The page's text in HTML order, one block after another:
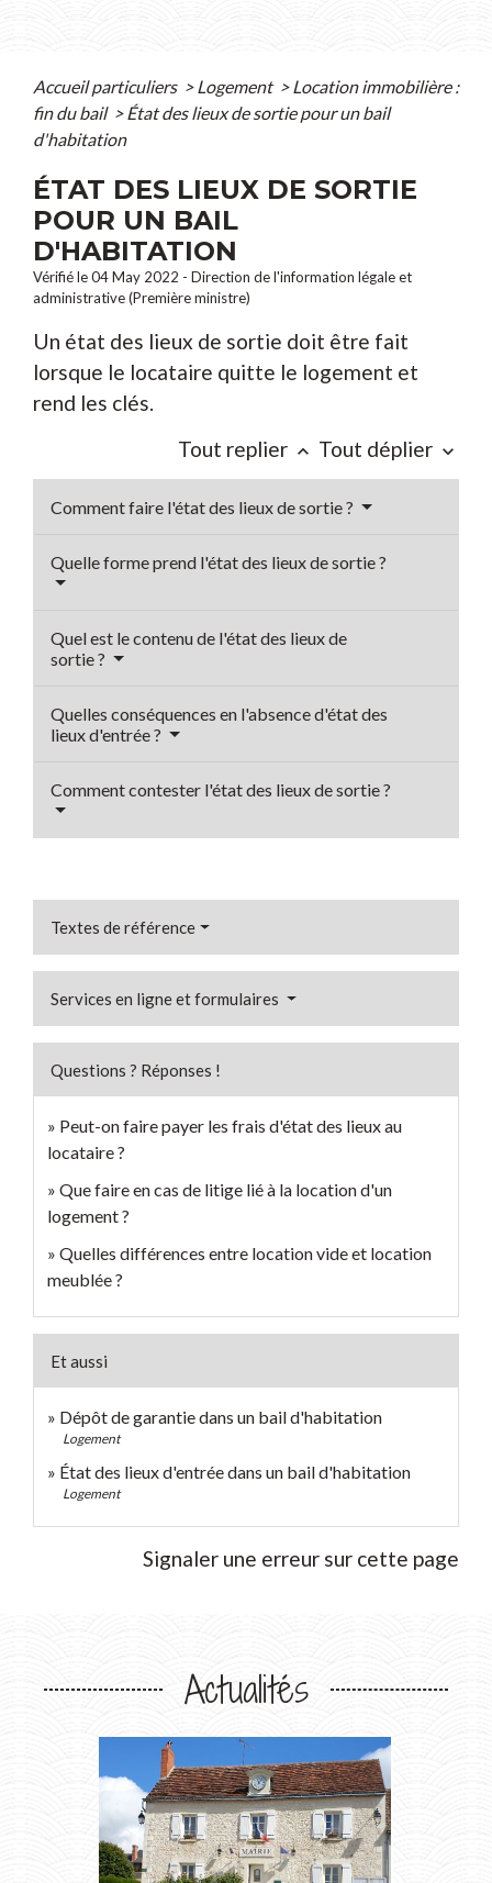
Accueil particuliers > Logement > Location immobilière :
fin du bail > État des lieux de sortie pour un bail
d'habitation
ÉTAT DES LIEUX DE SORTIE
POUR UN BAIL
D'HABITATION
Vérifié le 04 May 2022 - Direction de l'information légale et
administrative (Première ministre)
Un état des lieux de sortie doit être fait
lorsque le locataire quitte le logement et
rend les clés.
Tout replier keyboard_arrow_up Tout déplier keyboard_arrow_down
Comment faire l'état des lieux de sortie ?
Quelle forme prend l'état des lieux de sortie ?
Quel est le contenu de l'état des lieux de
sortie ?
Quelles conséquences en l'absence d'état des
lieux d'entrée ?
Comment contester l'état des lieux de sortie ?
Textes de référence
Services en ligne et formulaires
Questions ? Réponses !
Peut-on faire payer les frais d'état des lieux au
locataire ?
Que faire en cas de litige lié à la location d'un
logement ?
Quelles différences entre location vide et location
meublée ?
Et aussi
Dépôt de garantie dans un bail d'habitation
Logement
État des lieux d'entrée dans un bail d'habitation
Logement
Signaler une erreur sur cette page
Actualités